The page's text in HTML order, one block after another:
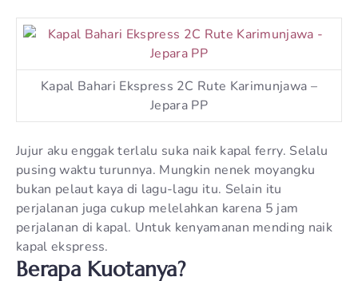
Kapal Bahari Ekspress 2C Rute Karimunjawa –
Jepara PP
Jujur aku enggak terlalu suka naik kapal ferry. Selalu
pusing waktu turunnya. Mungkin nenek moyangku
bukan pelaut kaya di lagu-lagu itu. Selain itu
perjalanan juga cukup melelahkan karena 5 jam
perjalanan di kapal. Untuk kenyamanan mending naik
kapal ekspress.
Berapa Kuotanya?